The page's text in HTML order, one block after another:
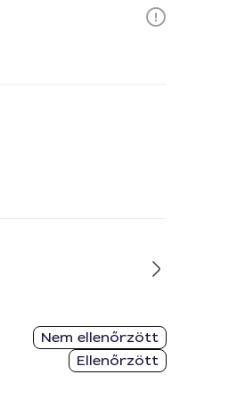
Nem ellenőrzött
Ellenőrzött